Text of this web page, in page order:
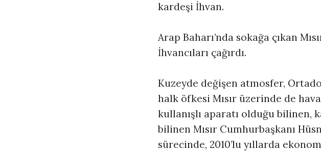
kardeşi İhvan.
Arap Baharı’nda sokağa çıkan
İhvancıları çağırdı.
Kuzeyde değişen atmosfer,
halk öfkesi Mısır üzerinde de
kullanışlı aparatı olduğu bilinen,
bilinen Mısır Cumhurbaşkanı
sürecinde, 2010’lu yıllarda